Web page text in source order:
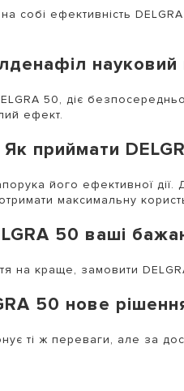
собі ефективність
науковий
50, діє
ефект.
Як приймати
його ефективної дії.
максимальну
50 ваші
на краще, замовити
50 нове
ті ж переваги, але за